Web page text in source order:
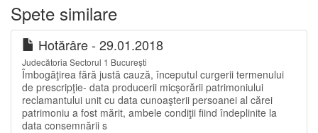
Spete similare
Hotărâre - 29.01.2018
Judecătoria Sectorul 1 București
Îmbogăţirea fără justă cauză, începutul curgerii termenului
de prescripţie- data producerii micşorării patrimoniului
reclamantului unit cu data cunoaşterii persoanei al cărei
patrimoniu a fost mărit, ambele condiţii fiind îndeplinite la
data consemnării s